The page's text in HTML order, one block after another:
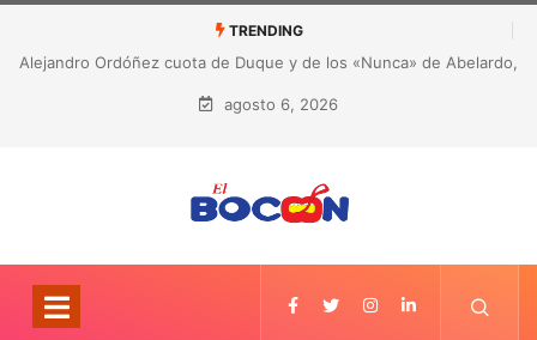
TRENDING
CORRUPCIÓN EN LA SALUD DE ANTIOQUIA: Detectaron 23
hallazgos por presunta malversación de recursos
agosto 6, 2026